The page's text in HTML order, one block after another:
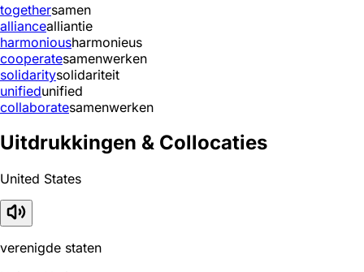
togethersamen
alliancealliantie
harmoniousharmonieus
cooperatesamenwerken
solidaritysolidariteit
unifiedunified
collaboratesamenwerken
Uitdrukkingen & Collocaties
United States
verenigde staten